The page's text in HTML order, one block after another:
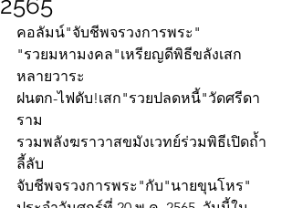
2565
คอลัมน์"จับชีพจรวงการพระ"
"รวยมหามงคล"เหรียญดีพิธีขลังเสก
หลายวาระ
ฝนตก-ไฟดับ!เสก"รวยปลดหนี้"วัดศรีดา
ราม
รวมพลังฆราวาสขมังเวทย์ร่วมพิธีเปิดถ้ำ
ลี้ลับ
จับชีพจรวงการพระ"กับ"นายขุนโหร"